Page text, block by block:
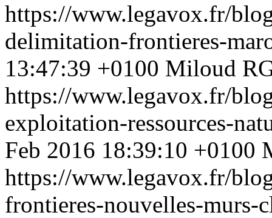
https://www.legavox.fr/
delimitation-frontieres-
13:47:39 +0100 Miloud
https://www.legavox.fr/
exploitation-ressources-
Feb 2016 18:39:10 +0100
https://www.legavox.fr/
frontieres-nouvelles-murs-